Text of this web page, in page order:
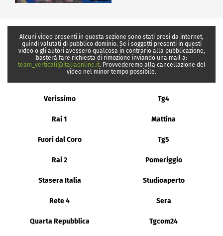
Alcuni video presenti in questa sezione sono stati presi da internet,
quindi valutati di pubblico dominio. Se i soggetti presenti in questi
video o gli autori avessero qualcosa in contrario alla pubblicazione,
basterà fare richiesta di rimozione inviando una mail a:
team_verticali@italiaonline.it. Provvederemo alla cancellazione del
video nel minor tempo possibile.
Verissimo Tg4
Rai 1 Mattina
Fuori dal Coro Tg5
Rai 2 Pomeriggio
Stasera Italia Studioaperto
Rete 4 Sera
Quarta Repubblica Tgcom24